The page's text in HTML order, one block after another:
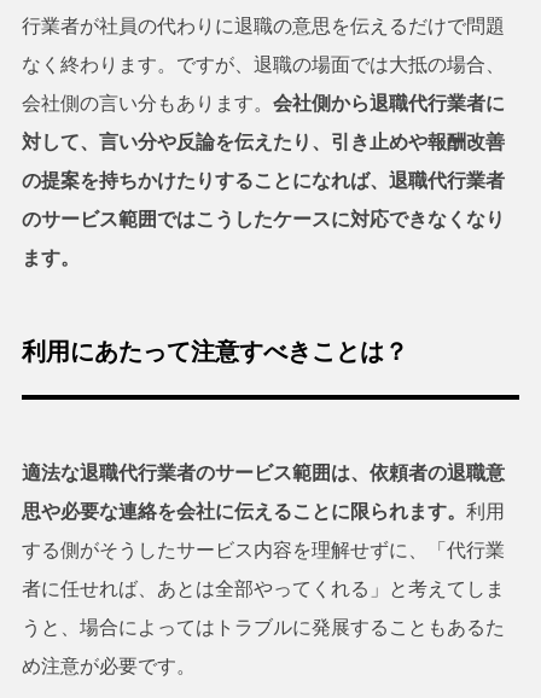
行業者が社員の代わりに退職の意思を伝えるだけで問題
なく終わります。ですが、退職の場面では大抵の場合、
会社側の言い分もあります。 会社側から退職代行業者に
対して、言い分や反論を伝えたり、引き止めや報酬改善
の提案を持ちかけたりすることになれば、退職代行業者
のサービス範囲ではこうしたケースに対応できなくなり
ます。
利用にあたって注意すべきことは？
適法な退職代行業者のサービス範囲は、依頼者の退職意
思や必要な連絡を会社に伝えることに限られます。 利用
する側がそうしたサービス内容を理解せずに、「代行業
者に任せれば、あとは全部やってくれる」と考えてしま
うと、場合によってはトラブルに発展することもあるた
め注意が必要です。